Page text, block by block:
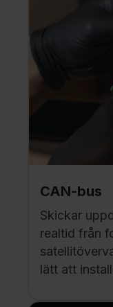
CAN-bus
Skickar
realtid från
lätt att